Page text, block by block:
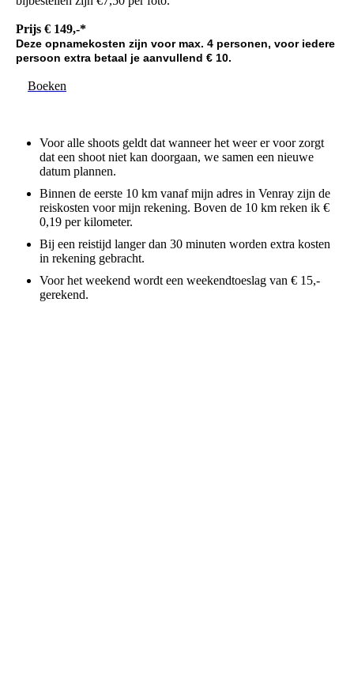
Prijs € 149,-*
Deze opnamekosten zijn voor max. 4 personen, voor iedere
persoon extra betaal je aanvullend € 10.
Boeken
Voor alle shoots geldt dat wanneer het weer er voor zorgt
dat een shoot niet kan doorgaan, we samen een nieuwe
datum plannen.
Binnen de eerste 10 km vanaf mijn adres in Venray zijn de
reiskosten voor mijn rekening. Boven de 10 km reken ik €
0,19 per kilometer.
Bij een reistijd langer dan 30 minuten worden extra kosten
in rekening gebracht.
Voor het weekend wordt een weekendtoeslag van € 15,-
gerekend.